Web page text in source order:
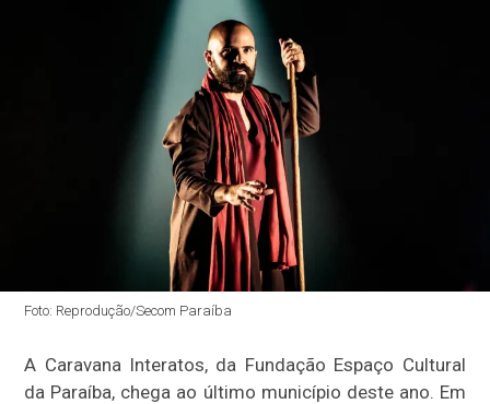
Foto: Reprodução/Secom Paraíba
A Caravana Interatos, da Fundação Espaço Cultural
da Paraíba, chega ao último município deste ano. Em